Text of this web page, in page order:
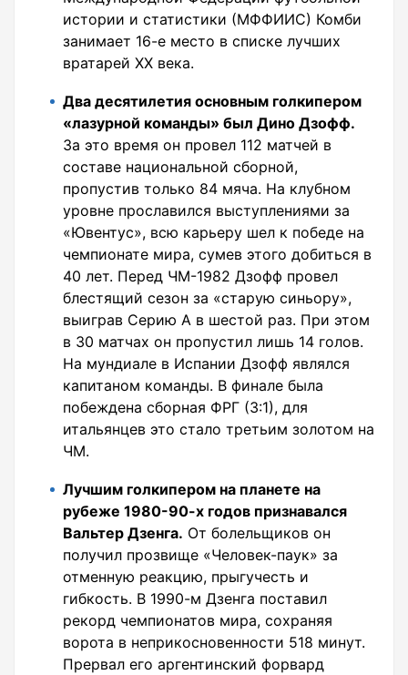
истории и статистики (МФФИИС) Комби
занимает 16-е место в списке лучших
вратарей XX века.
Два десятилетия основным голкипером
«лазурной команды» был Дино Дзофф.
За это время он провел 112 матчей в
составе национальной сборной,
пропустив только 84 мяча. На клубном
уровне прославился выступлениями за
«Ювентус», всю карьеру шел к победе на
чемпионате мира, сумев этого добиться в
40 лет. Перед ЧМ-1982 Дзофф провел
блестящий сезон за «старую синьору»,
выиграв Серию А в шестой раз. При этом
в 30 матчах он пропустил лишь 14 голов.
На мундиале в Испании Дзофф являлся
капитаном команды. В финале была
побеждена сборная ФРГ (3:1), для
итальянцев это стало третьим золотом на
ЧМ.
Лучшим голкипером на планете на
рубеже 1980-90-х годов признавался
Вальтер Дзенга. От болельщиков он
получил прозвище «Человек-паук» за
отменную реакцию, прыгучесть и
гибкость. В 1990-м Дзенга поставил
рекорд чемпионатов мира, сохраняя
ворота в неприкосновенности 518 минут.
Прервал его аргентинский форвард